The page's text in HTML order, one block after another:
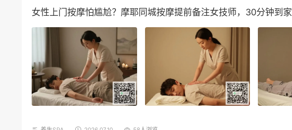
女性上门按摩怕尴尬？摩耶同城按摩提前备注女技师，30分钟到家